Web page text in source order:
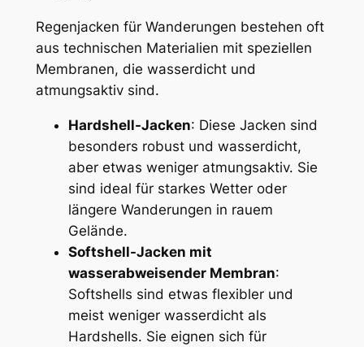
Regenjacken für Wanderungen bestehen oft
aus technischen Materialien mit speziellen
Membranen, die wasserdicht und
atmungsaktiv sind.
Hardshell-Jacken: Diese Jacken sind
besonders robust und wasserdicht,
aber etwas weniger atmungsaktiv. Sie
sind ideal für starkes Wetter oder
längere Wanderungen in rauem
Gelände.
Softshell-Jacken mit
wasserabweisender Membran:
Softshells sind etwas flexibler und
meist weniger wasserdicht als
Hardshells. Sie eignen sich für